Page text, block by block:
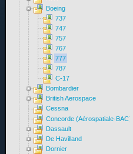
Boeing
737
747
757
767
777
787
C-17
Bombardier
British Aerospace
Cessna
Concorde (Aérospatiale-BAC)
Dassault
De Havilland
Dornier